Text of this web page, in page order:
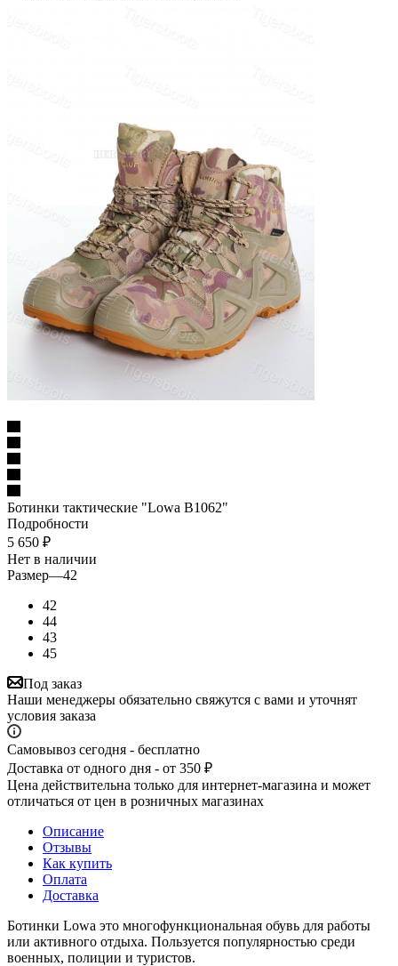
Ботинки тактические "Lowa В1062"
Подробности
5 650 ₽
Нет в наличии
Размер—42
42
44
43
45
Под заказ
Наши менеджеры обязательно свяжутся с вами и уточнят
условия заказа
Самовывоз сегодня - бесплатно
Доставка от одного дня - от 350 ₽
Цена действительна только для интернет-магазина и может
отличаться от цен в розничных магазинах
Описание
Отзывы
Как купить
Оплата
Доставка
Ботинки Lowa это многофункциональная обувь для работы
или активного отдыха. Пользуется популярностью среди
военных, полиции и туристов.